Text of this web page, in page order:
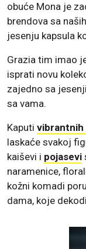
obuće Mona je
brendova sa
jesenju kapsula
Grazia tim imao
isprati novu
zajedno sa
sa vama.
Kaputi vibrantnih
laskaće svakoj
kaiševi i pojasevi
naramenice,
kožni komadi
dama, koje